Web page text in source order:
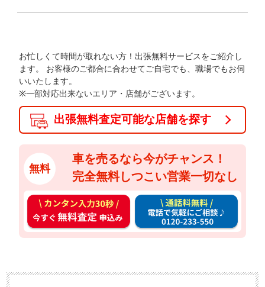
お忙しくて時間が取れない方！出張無料サービスをご紹介し
ます。
お客様のご都合に合わせてご自宅でも、職場でもお伺
いいたします。
※一部対応出来ないエリア・店舗がございます。
出張無料査定可能な店舗を探す
無料
車を売るなら今がチャンス！
完全無料しつこい営業一切なし
カ
ン
タ
力
通
料
お